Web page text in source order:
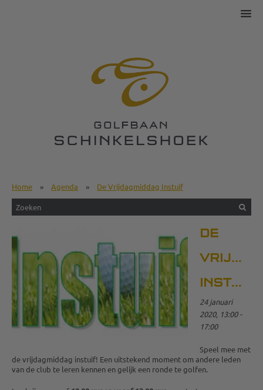
Home » Agenda » De Vrijdagmiddag Instuif
DE
INSTUIF
24 januari
2020, 13:00 -
17:00
Speel mee met
de vrijdagmiddag instuif! Een uitstekend moment om andere leden
van de club te leren kennen en gelijk een ronde te golfen.